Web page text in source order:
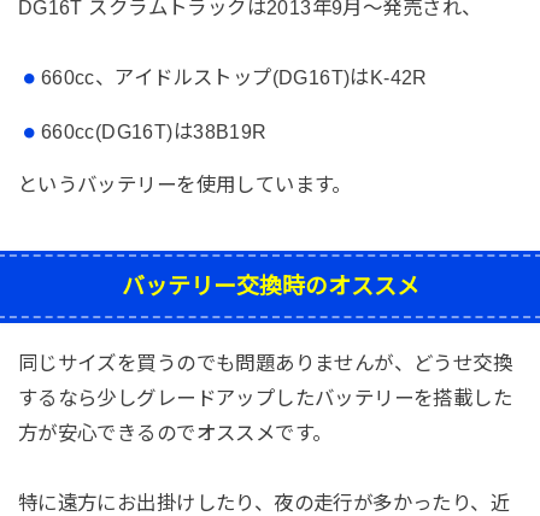
DG16T スクラムトラックは2013年9月～発売され、
660cc、アイドルストップ(DG16T)はK-42R
660cc(DG16T)は38B19R
というバッテリーを使用しています。
バッテリー交換時のオススメ
同じサイズを買うのでも問題ありませんが、どうせ交換
するなら少しグレードアップしたバッテリーを搭載した
方が安心できるのでオススメです。
特に遠方にお出掛けしたり、夜の走行が多かったり、近